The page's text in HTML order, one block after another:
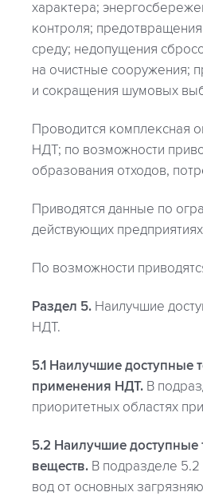
характера;
контроля;
среду; недопущения
на очистные сооружения;
и сокращения шумовых
Проводится комплексная
НДТ; по возможности
образования отходов,
Приводятся данные по
действующих
По возможности
Раздел 5. Наилучшие
НДТ.
5.1 Наилучшие доступные
применения НДТ. В
приоритетных областях
5.2 Наилучшие доступные
веществ. В подразделе 5.2
вод от основных